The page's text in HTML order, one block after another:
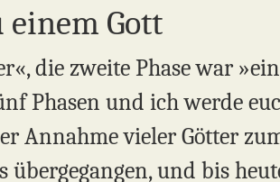
einem Gott
die zweite Phase war
Phasen und ich werde
Annahme vieler Götter
übergegangen, und bis